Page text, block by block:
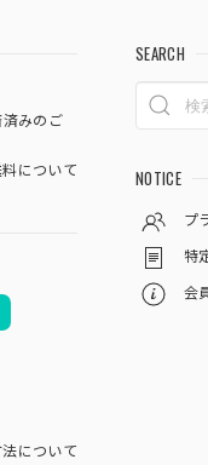
みのご
について
について
SEARCH
NOTICE
プ
特
会